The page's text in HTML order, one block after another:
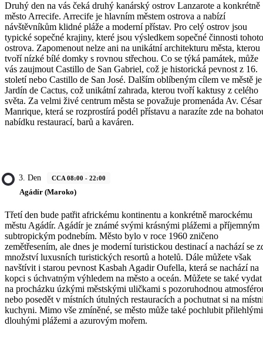
Druhý den na vás čeká druhý kanárský ostrov Lanzarote a konkrétně
město Arrecife. Arrecife je hlavním městem ostrova a nabízí
návštěvníkům klidné pláže a moderní přístav. Pro celý ostrov jsou
typické sopečné krajiny, které jsou výsledkem sopečné činnosti tohoto
ostrova. Zapomenout nelze ani na unikátní architekturu města, kterou
tvoří nízké bílé domky s rovnou střechou. Co se týká památek, může
vás zaujmout Castillo de San Gabriel, což je historická pevnost z 16.
století nebo Castillo de San José. Dalším oblíbeným cílem ve městě je
Jardín de Cactus, což unikátní zahrada, kterou tvoří kaktusy z celého
světa. Za velmi živé centrum města se považuje promenáda Av. César
Manrique, která se rozprostírá podél přístavu a narazíte zde na
nabídku restaurací, barů a kaváren.
3. Den CCA 08:00 - 22:00
Agádír (Maroko)
Třetí den bude patřit africkému kontinentu a konkrétně marockému
městu Agádír. Agádír je známé svými krásnými plážemi a příjemným
subtropickým podnebím. Město bylo v roce 1960 zničeno
zemětřesením, ale dnes je moderní turistickou destinací a nachází se
množství luxusních turistických resortů a hotelů. Dále můžete však
navštívit i starou pevnost Kasbah Agadir Oufella, která se nachází na
kopci s úchvatným výhledem na město a oceán. Můžete se také vydat
na procházku úzkými městskými uličkami s pozoruhodnou
nebo posedět v místních útulných restauracích a pochutnat si na
kuchyni. Mimo vše zmíněné, se město může také pochlubit přilehlými
dlouhými plážemi a azurovým mořem.